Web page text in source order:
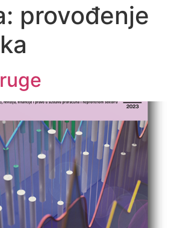
provođenje